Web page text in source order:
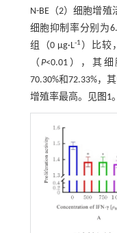
N-BE（2）细胞增
细胞抑制率分别为
组（0 μg·L-1 ）比较
（P<0.01），其细
70.30%和72.33%，
增殖率最高。见图1。